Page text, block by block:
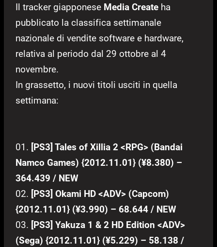
Il tracker giapponese Media Create ha
pubblicato la classifica settimanale
nazionale di vendite software e hardware,
relativa al periodo dal 29 ottobre al 4
novembre.
In grassetto, i nuovi titoli usciti in quella
settimana:
01. [PS3] Tales of Xillia 2 <RPG> (Bandai
Namco Games) {2012.11.01} (¥8.380) –
364.439 / NEW
02. [PS3] Okami HD <ADV> (Capcom)
{2012.11.01} (¥3.990) – 68.644 / NEW
03. [PS3] Yakuza 1 & 2 HD Edition <ADV>
(Sega) {2012.11.01} (¥5.229) – 58.138 /